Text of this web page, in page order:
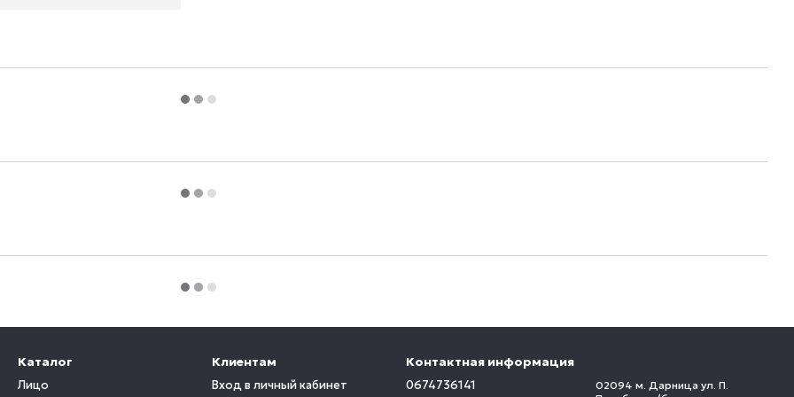
Каталог
Лицо
Клиентам
Вход в личный кабинет
Контактная информация
0674736141
02094 м. Дарница ул. П.